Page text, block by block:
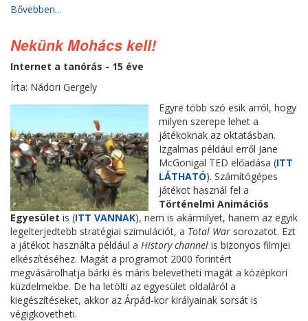
Bővebben...
Nekünk Mohács kell!
Internet a tanórás - 15 éve
Írta: Nádori Gergely
Egyre több szó esik arról, hogy
milyen szerepe lehet a
játékoknak az oktatásban.
Izgalmas például erről Jane
McGonigal TED előadása (ITT
LÁTHATÓ). Számítógépes
játékot használ fel a
Történelmi Animációs
Egyesület is (ITT VANNAK), nem is akármilyet, hanem az egyik
legelterjedtebb stratégiai szimulációt, a Total War sorozatot. Ezt
a játékot használta például a History channel is bizonyos filmjei
elkészítéséhez. Magát a programot 2000 forintért
megvásárolhatja bárki és máris belevetheti magát a középkori
küzdelmekbe. De ha letölti az egyesület oldaláról a
kiegészítéseket, akkor az Árpád-kor királyainak sorsát is
végigkövetheti.